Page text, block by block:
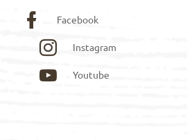
Facebook
Instagram
Youtube